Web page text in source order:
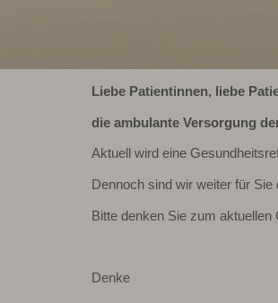
Liebe Patientinnen, liebe
die ambulante Versorgung
Aktuell wird eine
Dennoch sind wir weiter für Sie
Bitte denken Sie zum
Denke